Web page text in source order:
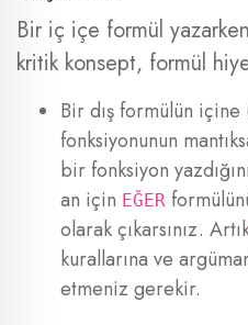
Bir iç içe formül
kritik konsept, formül
Bir dış formülün
fonksiyonunun
bir fonksiyon
an için EĞER
olarak çıkarsınız.
kurallarına ve
etmeniz gerekir.